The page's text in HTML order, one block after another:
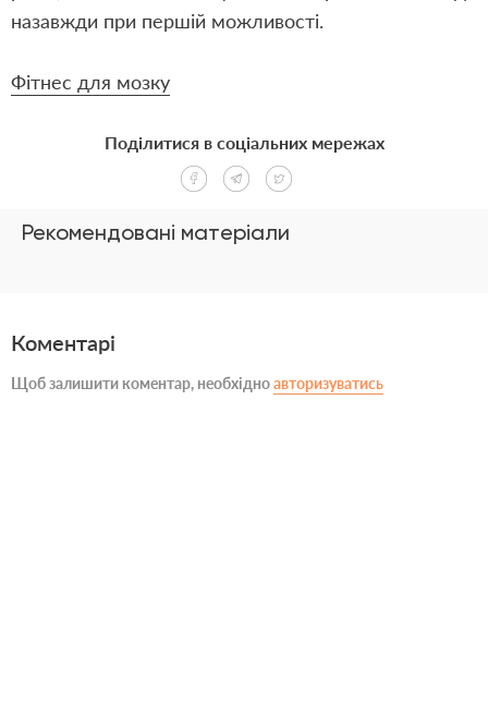
назавжди при першій можливості.
Фітнес для мозку
Рекомендовані матеріали
Поділитися в соціальних мережах
Коментарі
Щоб залишити коментар, необхідноавторизуватись